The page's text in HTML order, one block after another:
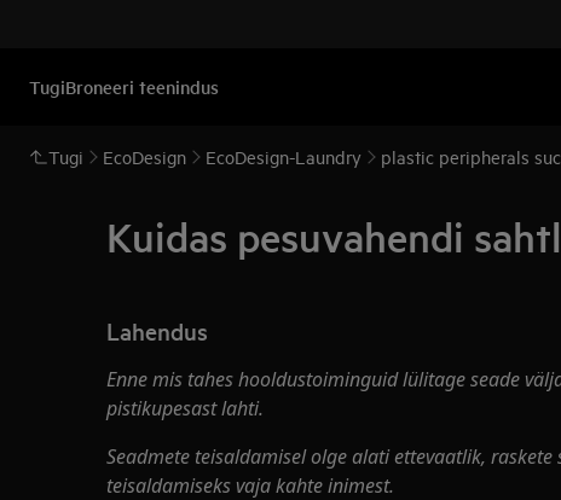
TugiBroneeri teenindus
Tugi EcoDesign EcoDesign-Laundry plastic peripherals
Kuidas pesuvahendi
Lahendus
Enne mis tahes hooldustoiminguid lülitage seade
pistikupesast lahti.
Seadmete teisaldamisel olge alati ettevaatlik, raskete
teisaldamiseks vaja kahte inimest.